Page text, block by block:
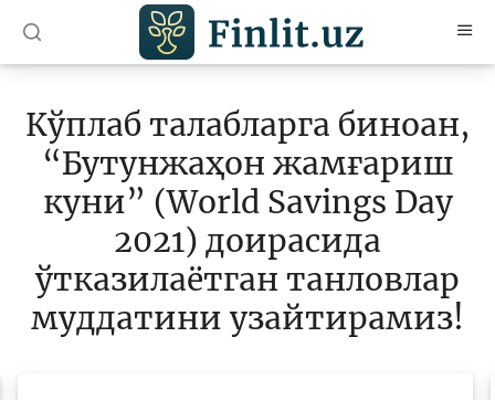
Мақолалар
Ўқув қўлланмалар
Лойиҳалар
Барча лойиҳалар
Global Money Week
Кўплаб талабларга биноан,
“Бутунжаҳон жамғариш
куни” (World Savings Day
2021) доирасида
ўтказилаётган танловлар
муддатини узайтирамиз!